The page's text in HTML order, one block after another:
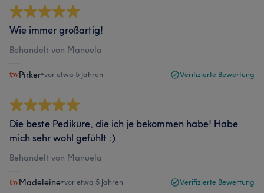
Wie immer großartig!
Behandelt von Manuela
Pirker•vor etwa 5 Jahren Verifizierte Bewertung
Die beste Pediküre, die ich je bekommen habe! Habe
mich sehr wohl gefühlt :)
Behandelt von Manuela
Madeleine•vor etwa 5 Jahren Verifizierte Bewertung